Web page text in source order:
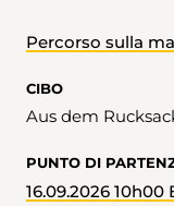
Percorso sulla
CIBO
Aus dem
PUNTO DI